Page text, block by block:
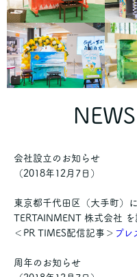
会社設立のお知らせ
（2018年12月7日）
東京都千代田区（大手町）
TERTAINMENT 株式会社 を
＜PR TIMES配信記事＞ プレ
周年のお知らせ